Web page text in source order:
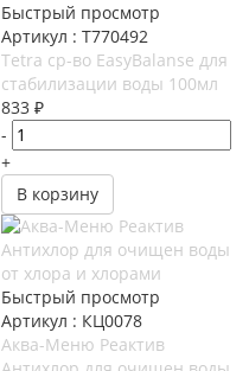
Быстрый просмотр
Артикул : T770492
Tetra ср-во EasyBalanse для
стабилизации воды 100мл
833 ₽
-
+
В корзину
Быстрый просмотр
Артикул : КЦ0078
Аква-Меню Реактив